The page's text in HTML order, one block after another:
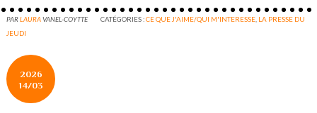
PARLAURAVANEL-COYTTE CATÉGORIES :CE QUE J'AIME/QUI M'INTERESSE, LA PRESSE DU
JEUDI
2026
14/03